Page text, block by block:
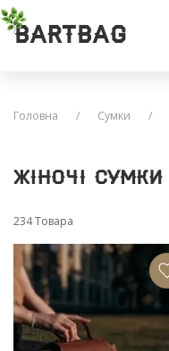
BARTBAG
Головна Сумки
Жіночі сумки
234 Товара